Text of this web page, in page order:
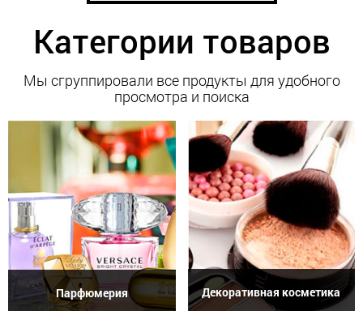
Категории товаров
Мы сгруппировали все продукты для удобного
просмотра и поиска
Парфюмерия Декоративная косметика